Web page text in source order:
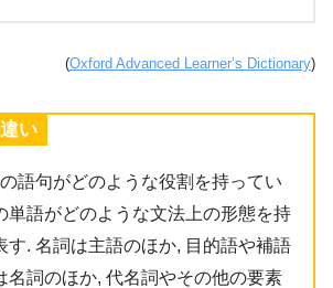
(Oxford Advanced Learner’s Dictionary)
い
語句がどのような役割を持ってい
単語がどのような文法上の形態を持
す. 名詞は主語のほか, 目的語や補語
名詞のほか, 代名詞やその他の要素